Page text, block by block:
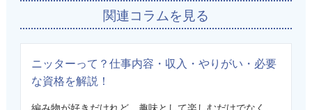
関連コラムを見る
ニッターって？仕事内容・収入・やりがい・必要
な資格を解説！
編み物が好きだけれど、趣味として楽しむだけでなく、